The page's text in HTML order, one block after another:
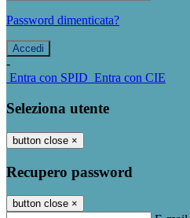
Password dimenticata?
-
Entra con SPID Entra con CIE
Seleziona utente
button close ×
Recupero password
button close ×